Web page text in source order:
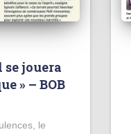
se jouera
» – BOB
le